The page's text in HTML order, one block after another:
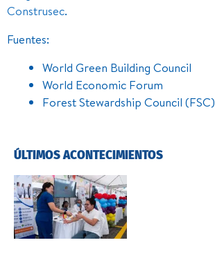
Construsec.
Fuentes:
World Green Building Council
World Economic Forum
Forest Stewardship Council (FSC)
ÚLTIMOS ACONTECIMIENTOS